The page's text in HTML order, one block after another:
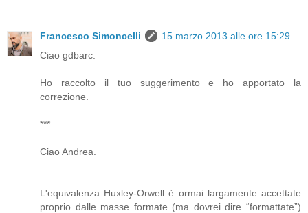
Francesco Simoncelli
15 marzo 2013 alle ore 15:29
Ciao gdbarc.
Ho raccolto il tuo suggerimento e ho apportato la
correzione.
***
Ciao Andrea.
L'equivalenza Huxley-Orwell è ormai largamente accettate
proprio dalle masse formate (ma dovrei dire “formattate”)